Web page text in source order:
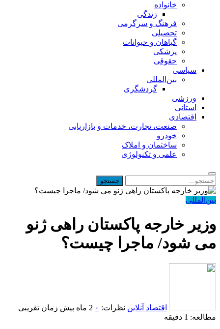
خانواده
زندگی
فرهنگ و سرگرمی
تحصیلی
گیاهان و حیوانات
پزشکی
حقوقی
سیاسی
بین‌المللی
گردشگری
ورزشی
استانی
اقتصادی
صنعت، تجارت، خدمات و بازاریابی
خودرو
ساختمان و املاک
علمی و تکنولوژی
بین‌المللی
وزیر خارجه پاکستان راهی ژنو
می شود/ ماجرا چیست؟
اقتصاد آنلاین نظرات: ۰ 2 ماه پیش
زمان تقریبی
مطالعه: 1 دقیقه